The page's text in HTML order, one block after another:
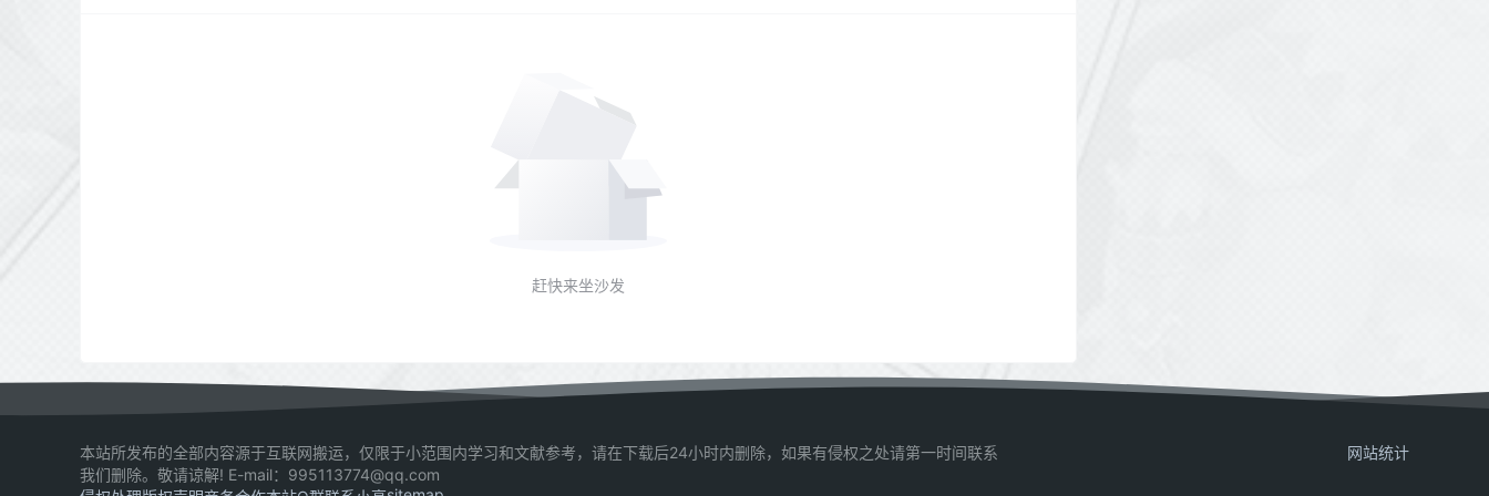
赶快来坐沙发
本站所发布的全部内容源于互联网搬运，仅限于小范围内学习和文献参考，请在下载后24小时内删除，如果有侵权之处请第一时间联系
我们删除。敬请谅解! E-mail：995113774@qq.com
网站统计